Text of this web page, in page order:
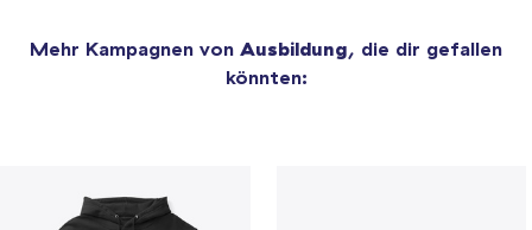
Mehr Kampagnen von Ausbildung, die dir gefallen
könnten: